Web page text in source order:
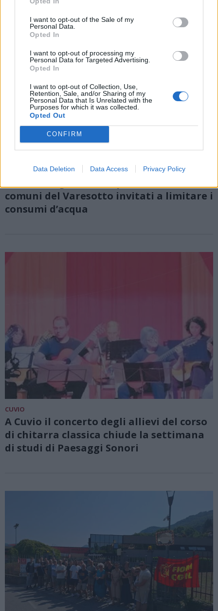
I want to opt-out of the Sale of my
Personal Data.
Opted In
I want to opt-out of processing my
Personal Data for Targeted Advertising.
Opted In
I want to opt-out of Collection, Use,
Retention, Sale, and/or Sharing of my
Personal Data that Is Unrelated with the
Purposes for which it was collected.
Opted Out
CONFIRM
Data Deletion Data Access Privacy Policy
PROVINCIA
comuni del Varesotto invitati a limitare i
consumi d’acqua
CUVIO
A Cuvio il concerto degli allievi del corso
di chitarra classica chiude la settimana
di studi di Paesaggi Sonori